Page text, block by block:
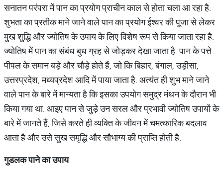
सनातन परंपरा में पान का प्रयोग प्राचीन काल से होता चला आ रहा है.
शुभता का प्रतीक माने जाने वाले पान का प्रयोग ईश्वर की पूजा से लेकर
मुख शुद्धि और ज्योतिष के उपाय के लिए विशेष रूप से किया जाता रहा है.
ज्योतिष में पान का संबंध बुध ग्रह से जोड़कर देखा जाता है. पान के पत्ते
पीपल के समान बड़े और चौड़े होते हैं, जो कि बिहार, बंगाल, उड़ीसा,
उत्तरप्रदेश, मध्यप्रदेश आदि में पाया जाता है. अत्यंत ही शुभ माने जाने
वाले पान के बारे में मान्यता है कि इसका उपयोग समुद्र मंथन के दौरान भी
किया गया था. आइए पान से जुड़े उन सरल और प्रभावी ज्योतिष उपायों के
बारे में जानते हैं, जिसे करते ही व्यक्ति के जीवन में चमत्कारिक बदलाव
आता है और उसे सुख समृद्धि और सौभाग्य की प्राप्ति होती है.
गुडलक पाने का उपाय